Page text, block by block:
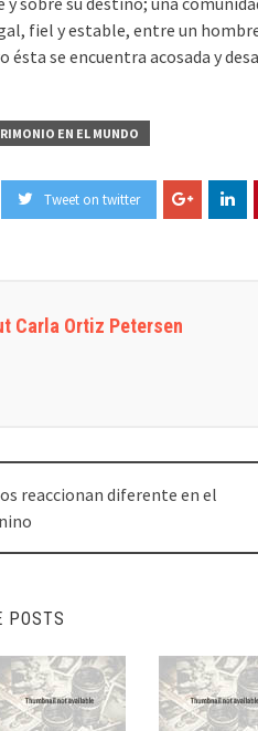
fiel y estable, entre un
ésta se encuentra acosada y
EN EL MUNDO
Tweet on twitter
Carla Ortiz Petersen
reaccionan diferente en el
POSTS